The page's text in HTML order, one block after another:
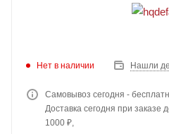
Нет в наличии Нашли
Самовывоз сегодня -
Доставка сегодня при заказе
1000 ₽,